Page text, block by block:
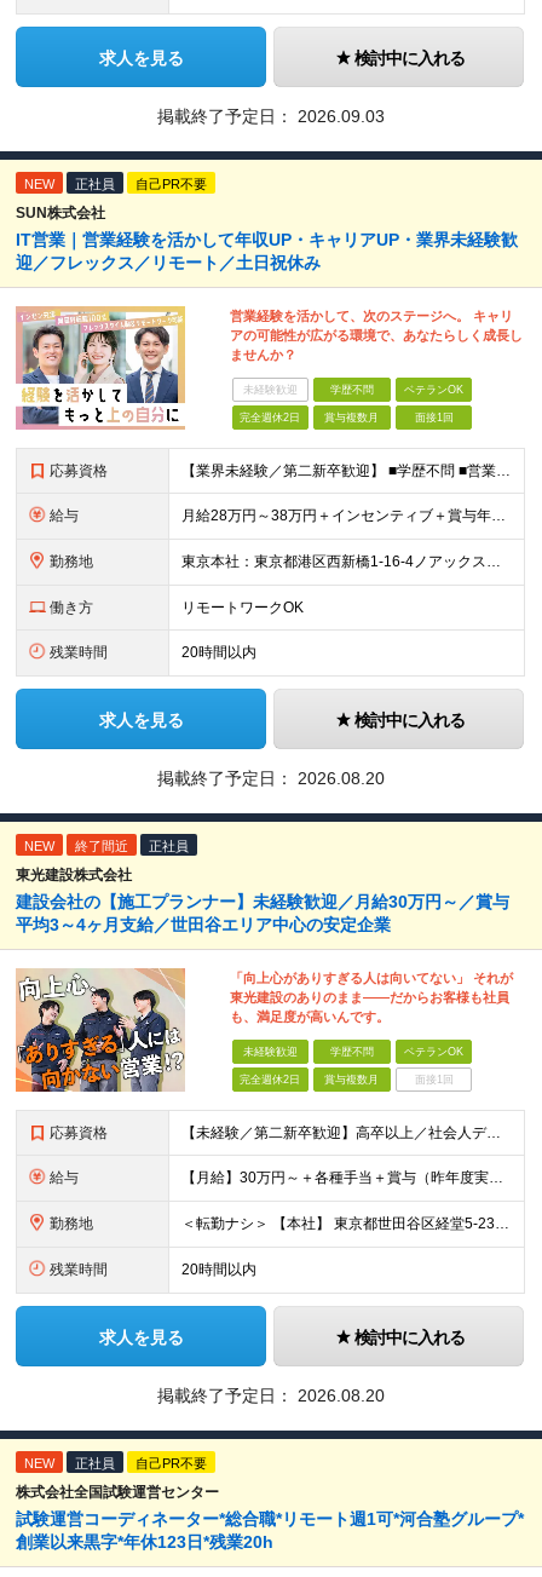
求人を見る 検討中に入れる
掲載終了予定日： 2026.09.03
NEW 正社員 自己PR不要
SUN株式会社
IT営業｜営業経験を活かして年収UP・キャリアUP・業界未経験歓
迎／フレックス／リモート／土日祝休み
営業経験を活かして、次のステージへ。 キャリ
アの可能性が広がる環境で、あなたらしく成長し
ませんか？
未経験歓迎 学歴不問 ベテランOK
完全週休2日 賞与複数月 面接1回
応募資格 【業界未経験／第二新卒歓迎】 ■学歴不問 ■営業経験をお持ちの方（業界・年数不問） ◎不動産・代理店営業・メーカー営業など異業種出身メンバーが活躍中！ ～優遇～ ■IT業界、人材業界の営業経験者歓
給与 月給28万円～38万円＋インセンティブ＋賞与年2回 ※経験・能力などを考慮して、優遇します。 ※固定残業代（30時間分、4万7334円以上）を含む。超過分は別途支給します。 ※6ヶ月間の試用期間があ
勤務地 東京本社：東京都港区西新橋1-16-4ノアックスビル3階 九州支社：福岡県福岡市博多区博多駅東2-5-28博多偕成ビル2階 ◎転勤はありません。 ◎週2～3回リモート可能です！ (変更の範囲)なし
働き方 リモートワークOK
残業時間 20時間以内
求人を見る 検討中に入れる
掲載終了予定日： 2026.08.20
NEW 終了間近 正社員
東光建設株式会社
建設会社の【施工プランナー】未経験歓迎／月給30万円～／賞与
平均3～4ヶ月支給／世田谷エリア中心の安定企業
「向上心がありすぎる人は向いてない」 それが
東光建設のありのまま――だからお客様も社員
も、満足度が高いんです。
未経験歓迎 学歴不問 ベテランOK
完全週休2日 賞与複数月 面接1回
応募資格 【未経験／第二新卒歓迎】高卒以上／社会人デビュー◎／ブランク有◎／■要普免 入社時点に、特別な知識やスキル・経験は一切必要なし！ すべて入社後に、当社で身につけていただけるので 安心してください！
給与 【月給】30万円～＋各種手当＋賞与（昨年度実績：3～4ヶ月） ※上記月給には固定残業時間（10h分／2万円以上）を含みます。 超過分は別途支給いたします。 ■未経験・1年目の想定年収：420万円
勤務地 ＜転勤ナシ＞ 【本社】 東京都世田谷区経堂5-23-15
残業時間 20時間以内
求人を見る 検討中に入れる
掲載終了予定日： 2026.08.20
NEW 正社員 自己PR不要
株式会社全国試験運営センター
試験運営コーディネーター*総合職*リモート週1可*河合塾グループ*
創業以来黒字*年休123日*残業20h